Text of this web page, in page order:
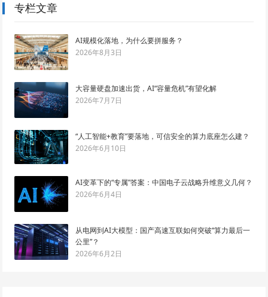
专栏文章
AI规模化落地，为什么要拼服务？
2026年8月3日
大容量硬盘加速出货，AI“容量危机”有望化解
2026年7月7日
“人工智能+教育”要落地，可信安全的算力底座怎么建？
2026年6月10日
AI变革下的“专属”答案：中国电子云战略升维意义几何？
2026年6月4日
从电网到AI大模型：国产高速互联如何突破“算力最后一
公里”？
2026年6月2日